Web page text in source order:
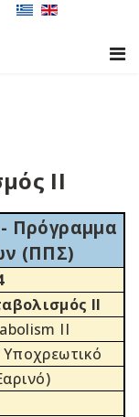
ΙΙ
Πρόγραμμα
(ΠΠΣ)
ΙΙ
II